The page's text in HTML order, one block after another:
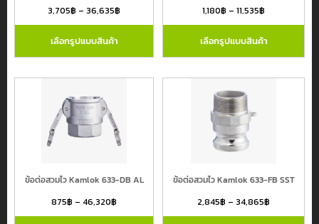
3,705฿ – 36,635฿
เลือกรูปแบบสินค้า
1,180฿ – 11,535฿
เลือกรูปแบบสินค้า
ข้อต่อสวมไว Kamlok 633-DB AL
875฿ – 46,320฿
ข้อต่อสวมไว Kamlok 633-FB SST
2,845฿ – 34,865฿